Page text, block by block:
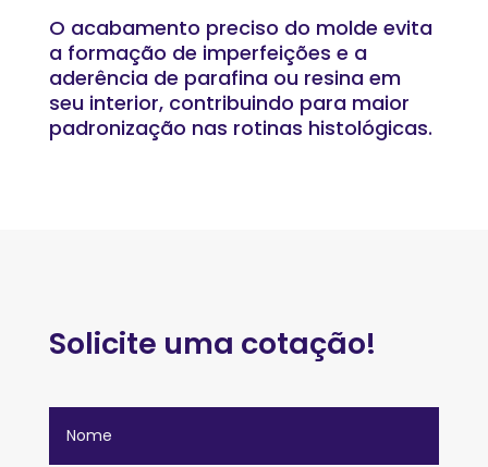
O acabamento preciso do molde evita
a formação de imperfeições e a
aderência de parafina ou resina em
seu interior, contribuindo para maior
padronização nas rotinas histológicas.
Solicite uma cotação!